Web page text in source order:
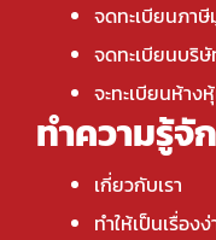
จดทะเบียนภา
จดทะเบียนบริ
จะทะเบียนห้า
ทำความรู้จั
เกี่ยวกับเรา
ทำให้เป็นเรื่อง